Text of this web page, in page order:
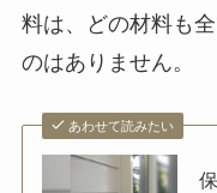
料は、どの材料も
のはありません。
あわせて読みたい